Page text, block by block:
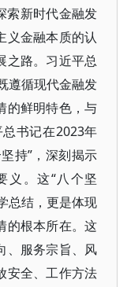
索新时代金融发
义金融本质的认
之路。习近平总
遵循现代金融发
的鲜明特色，与
书记在2023年
持”，深刻揭示
义。这“八个坚
总结，更是体现
的根本所在。这
、服务宗旨、风
安全、工作方法